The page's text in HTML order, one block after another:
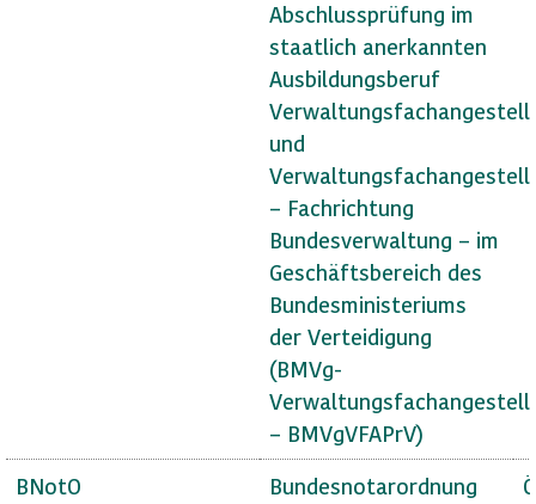
Abschlussprüfung im
staatlich anerkannten
Ausbildungsberuf
und
– Fachrichtung
Bundesverwaltung – im
Geschäftsbereich des
Bundesministeriums
der Verteidigung
(BMVg-
– BMVgVFAPrV)
BNotO
Bundesnotarordnung